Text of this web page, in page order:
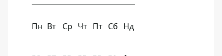
Пн Вт Ср Чт Пт Сб Нд